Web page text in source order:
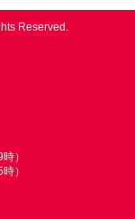
Reserved.
）
）